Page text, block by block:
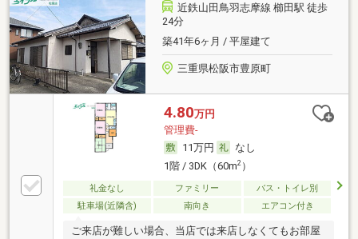
近鉄山田鳥羽志摩線 櫛田駅 徒歩
24分
築41年6ヶ月 / 平屋建て
三重県松阪市豊原町
4.80万円
管理費-
11万円
なし
1階 / 3DK（60m2）
礼金なし ファミリー
バス・トイレ別
駐車場(近隣含)
南向き エアコン付き
ご来店が難しい場合、当店では来店しなくてもお部屋